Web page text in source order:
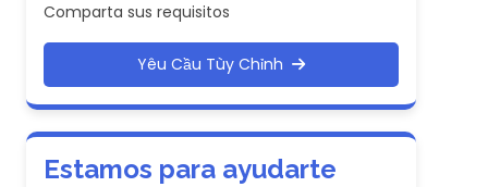
Comparta sus requisitos
Yêu Cầu Tùy Chỉnh
Estamos para ayudarte